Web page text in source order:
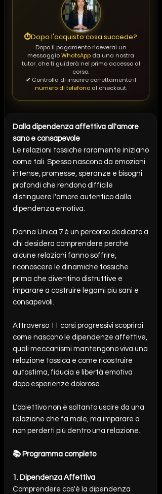
⏱️Dopo l'acquisto cosa succede?
Dopo il pagamento riceverai un
messaggioWhatsApp da una nostra
tutor, che ti guiderà nel primo accesso al
corso.
✔ Controlla di inserire correttamente il
numero di telefonoal checkout.
Dalla dipendenza affettiva all'amore
sano e consapevole
Le relazioni tossiche raramente iniziano
come tali. Spesso nascono da emozioni
intense, promesse, speranze e bisogni
profondi che rendono difficile
distinguere l'amore autentico dalla
dipendenza emotiva.
Donna Unica 7 è un percorso dedicato a
chi desidera comprendere perché
alcune relazioni fanno soffrire,
riconoscere le dinamiche tossiche
prima che diventino distruttive e
imparare a costruire legami più sani e
consapevoli.
Attraverso 11 corsi progressivi scoprirai
come nascono le dipendenze affettive,
quali meccanismi mantengono viva una
relazione tossica e come ricostruire
autostima, fiducia e libertà emotiva
dopo esperienze dolorose.
L'obiettivo non è soltanto uscire da una
relazione che fa male, ma imparare a
non perderti più dentro una relazione.
📚 Programma completo
1. Dipendenza Affettiva
Comprendere cos'è la dipendenza